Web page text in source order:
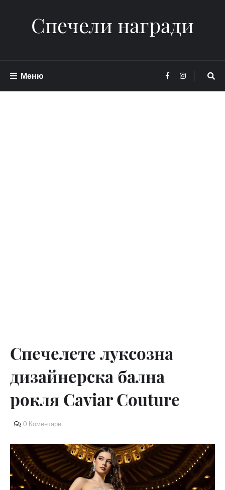
Спечели награди
Меню
Спечелете луксозна
дизайнерска бална
рокля Caviar Couture
0 Коментари